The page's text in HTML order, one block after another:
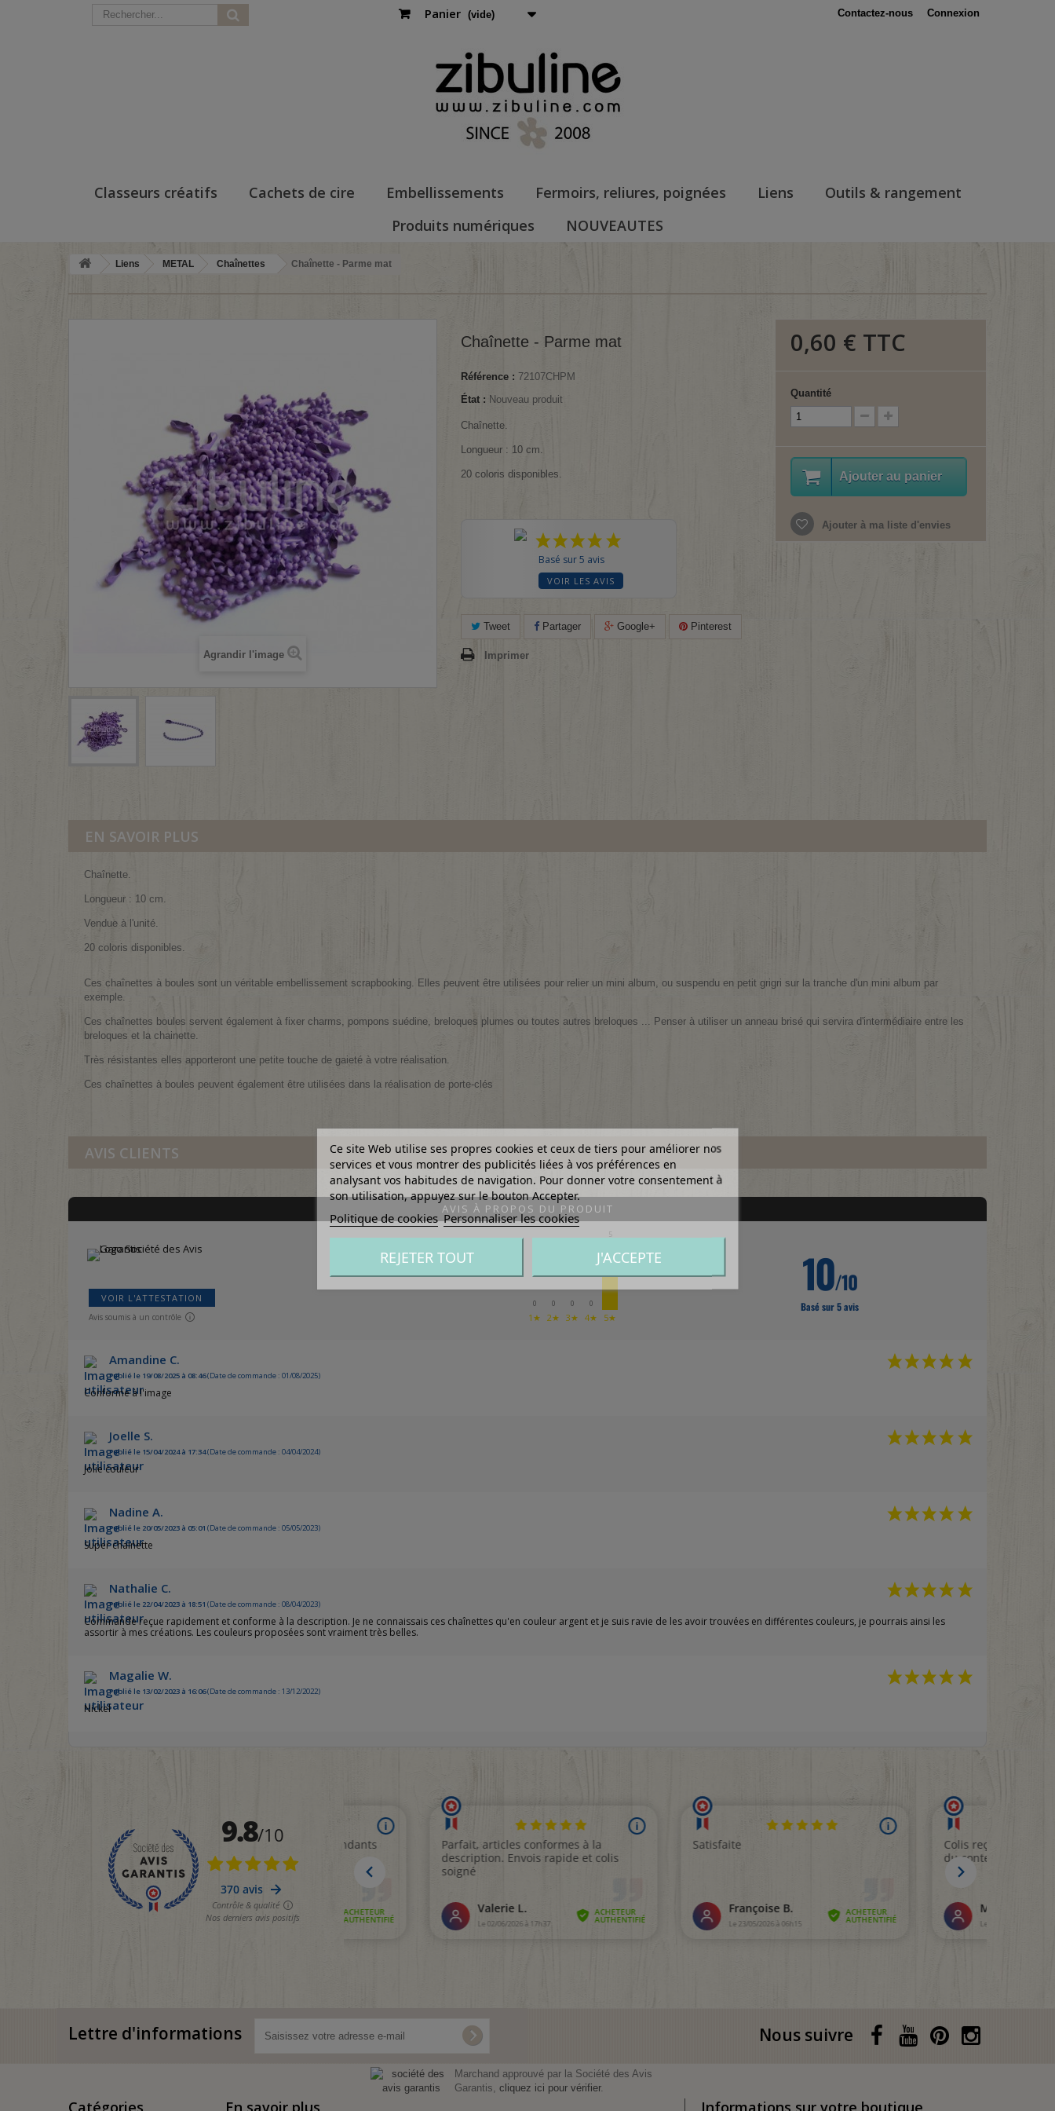
Connexion
Contactez-nous
Panier (vide)
Classeurs créatifs Cachets de cire Embellissements Fermoirs, reliures, poignées Liens
Outils & rangement
Produits numériques
NOUVEAUTES
Liens METAL Chaînettes Chaînette - Parme mat
Agrandir l'image
Chaînette - Parme mat
Référence : 72107CHPM
État : Nouveau produit
Chaînette.
Longueur : 10 cm.
20 coloris disponibles.
Basé sur 5 avis
VOIR LES AVIS
Tweet Partager Google+ Pinterest
Imprimer
0,60 € TTC
Quantité
Ajouter au panier
Ajouter à ma liste d'envies
EN SAVOIR PLUS
Chaînette.
Longueur : 10 cm.
Vendue à l'unité.
20 coloris disponibles.
Ces chaînettes à boules sont un véritable embellissement scrapbooking. Elles peuvent être utilisées pour relier un mini album, ou suspendu en petit grigri sur la tranche d'un mini album par
exemple.
Ces chaînettes boules servent également à fixer charms, pompons suédine, breloques plumes ou toutes autres breloques ... Penser à utiliser un anneau brisé qui servira d'intermédiaire entre les
breloques et la chainette.
Très résistantes elles apporteront une petite touche de gaieté à votre réalisation.
Ces chaînettes à boules peuvent également être utilisées dans la réalisation de porte-clés
AVIS CLIENTS
AVIS À PROPOS DU PRODUIT
VOIR L'ATTESTATION
Avis soumis à un contrôle
0
1★
0
2★
0
3★
0
4★
5
5★
10/10
Basé sur 5 avis
Amandine C.
Publié le 19/08/2025 à 08:46(Date de commande : 01/08/2025)
Conforme à l'image
Joelle S.
Publié le 15/04/2024 à 17:34(Date de commande : 04/04/2024)
Jolie couleur
Nadine A.
Publié le 20/05/2023 à 05:01 (Date de commande : 05/05/2023)
Super chainette
Nathalie C.
Publié le 22/04/2023 à 18:51 (Date de commande : 08/04/2023)
Commande reçue rapidement et conforme à la description. Je ne connaissais ces chaînettes qu'en couleur argent et je suis ravie de les avoir trouvées en différentes couleurs, je pourrais ainsi les
assortir à mes créations. Les couleurs proposées sont vraiment très belles.
Magalie W.
Publié le 13/02/2023 à 16:06(Date de commande : 13/12/2022)
Nickel
Lettre d'informations Nous suivre
Catégories En savoir plus Informations sur votre boutique
Marchand approuvé par la Société des Avis
Garantis, cliquez ici pour vérifier.
Ce site Web utilise ses propres cookies et ceux de tiers pour améliorer nos
services et vous montrer des publicités liées à vos préférences en
analysant vos habitudes de navigation. Pour donner votre consentement à
son utilisation, appuyez sur le bouton Accepter.
Politique de cookies Personnaliser les cookies
REJETER TOUT J'ACCEPTE